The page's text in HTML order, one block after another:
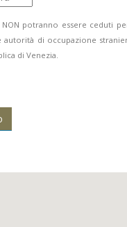
potranno essere ceduti
di occupazione
di Venezia.